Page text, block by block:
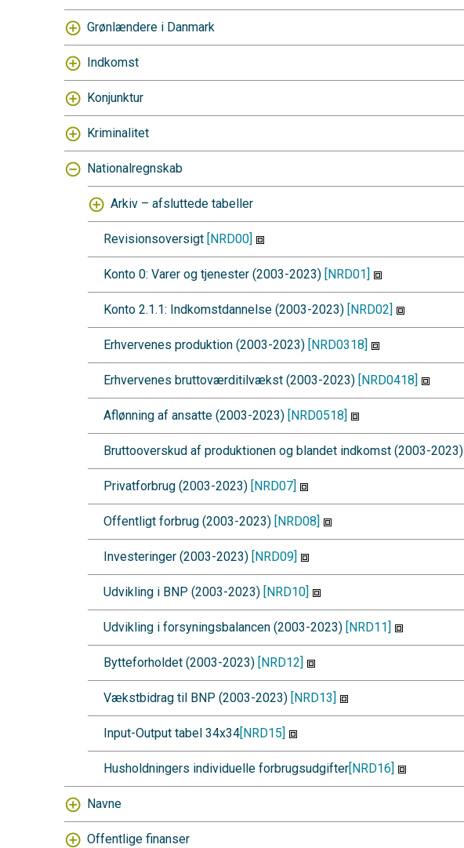
Grønlændere i Danmark
Indkomst
Konjunktur
Kriminalitet
Nationalregnskab
Arkiv – afsluttede tabeller
Revisionsoversigt [NRD00]
Konto 0: Varer og tjenester (2003-2023) [NRD01]
Konto 2.1.1: Indkomstdannelse (2003-2023) [NRD02]
Erhvervenes produktion (2003-2023) [NRD0318]
Erhvervenes bruttoværditilvækst (2003-2023) [NRD0418]
Aflønning af ansatte (2003-2023) [NRD0518]
Bruttooverskud af produktionen og blandet indkomst (2003-2023)
Privatforbrug (2003-2023) [NRD07]
Offentligt forbrug (2003-2023) [NRD08]
Investeringer (2003-2023) [NRD09]
Udvikling i BNP (2003-2023) [NRD10]
Udvikling i forsyningsbalancen (2003-2023) [NRD11]
Bytteforholdet (2003-2023) [NRD12]
Vækstbidrag til BNP (2003-2023) [NRD13]
Input-Output tabel 34x34[NRD15]
Husholdningers individuelle forbrugsudgifter[NRD16]
Navne
Offentlige finanser